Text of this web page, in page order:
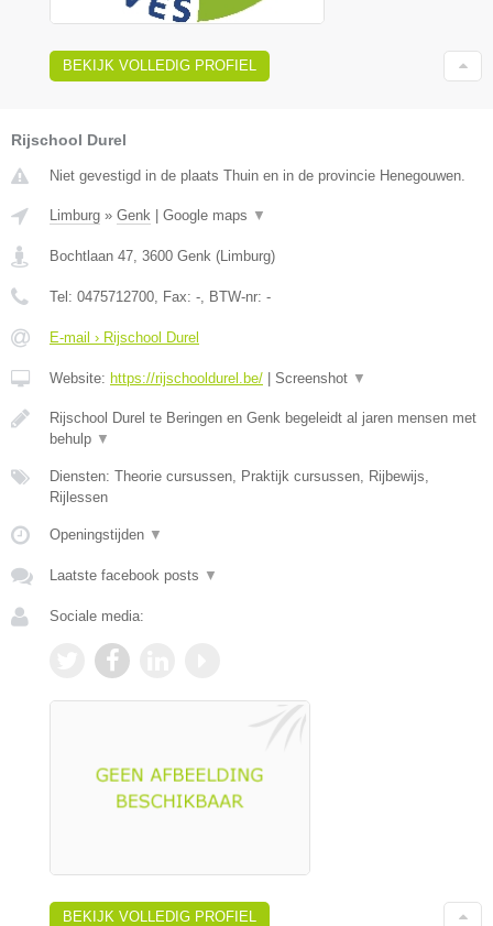
BEKIJK VOLLEDIG PROFIEL
Rijschool Durel
Niet gevestigd in de plaats Thuin en in de provincie Henegouwen.
Limburg » Genk Google maps ▼
Bochtlaan 47, 3600 Genk (Limburg)
Tel: 0475712700, Fax: -, BTW-nr: -
E-mail › Rijschool Durel
Website: https://rijschooldurel.be/ Screenshot ▼
Rijschool Durel te Beringen en Genk begeleidt al jaren mensen met
behulp ▼
Diensten: Theorie cursussen, Praktijk cursussen, Rijbewijs,
Rijlessen
Openingstijden ▼
Laatste facebook posts ▼
Sociale media:
BEKIJK VOLLEDIG PROFIEL